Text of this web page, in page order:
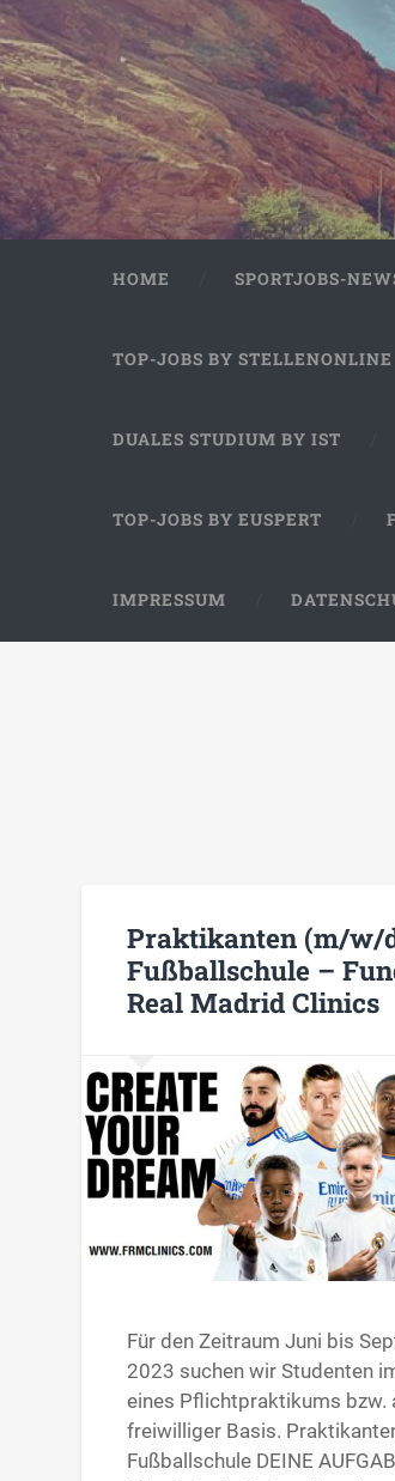
HOME SPORTJOBS-
TOP-JOBS BY STELLENONLINE
DUALES STUDIUM BY IST
TOP-JOBS BY EUSPERT
IMPRESSUM
Praktikanten (m/w/
Fußballschule –
Real Madrid Clinics
Für den Zeitraum Juni bis
2023 suchen wir Studenten
eines Pflichtpraktikums bzw.
freiwilliger Basis.
Fußballschule DEINE